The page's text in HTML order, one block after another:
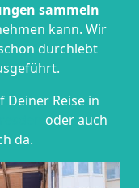
sammeln
kann. Wir
durchlebt
Deiner Reise in
oder auch
da.